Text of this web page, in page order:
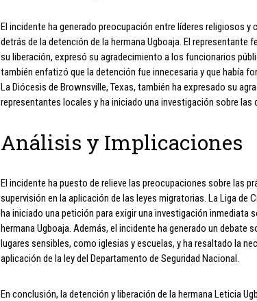
El incidente ha generado preocupación entre líderes religiosos
detrás de la detención de la hermana Ugboaja. El representante
su liberación, expresó su agradecimiento a los funcionarios
también enfatizó que la detención fue innecesaria y que había
La Diócesis de Brownsville, Texas, también ha expresado su
representantes locales y ha iniciado una investigación sobre las
Análisis y Implicaciones
El incidente ha puesto de relieve las preocupaciones sobre las
supervisión en la aplicación de las leyes migratorias. La Liga de
ha iniciado una petición para exigir una investigación inmediata
hermana Ugboaja. Además, el incidente ha generado un debate
lugares sensibles, como iglesias y escuelas, y ha resaltado la
aplicación de la ley del Departamento de Seguridad Nacional.
En conclusión, la detención y liberación de la hermana Leticia